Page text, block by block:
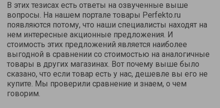
В этих тезисах есть ответы на озвученные выше
вопросы. На нашем портале товары Perfekto.ru
появляются потому, что наши специалисты находят на
нем интересные акционные предложения. И
стоимость этих предложений является наиболее
выгодной в сравнении со стоимостью на аналогичные
товары в других магазинах. Вот почему выше было
сказано, что если товар есть у нас, дешевле вы его не
купите. Мы проверили сравнение и знаем, о чем
говорим.